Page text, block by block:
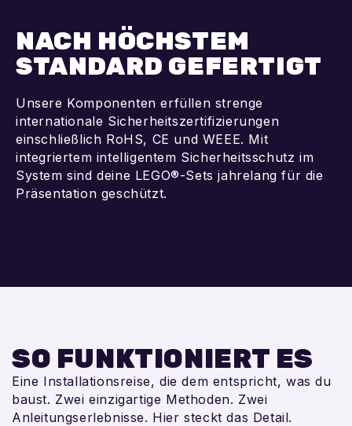
NACH HÖCHSTEM
STANDARD GEFERTIGT
Unsere Komponenten erfüllen strenge
internationale Sicherheitszertifizierungen
einschließlich RoHS, CE und WEEE. Mit
integriertem intelligentem Sicherheitsschutz im
System sind deine LEGO®-Sets jahrelang für die
Präsentation geschützt.
SO FUNKTIONIERT ES
Eine Installationsreise, die dem entspricht, was du
baust. Zwei einzigartige Methoden. Zwei
Anleitungserlebnisse. Hier steckt das Detail.